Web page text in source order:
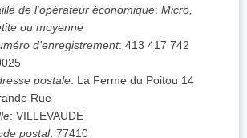
de l'opérateur économique: Micro,
ou moyenne
d'enregistrement: 413 417 742
postale: La Ferme du Poitou 14
Rue
: VILLEVAUDE
postal: 77410